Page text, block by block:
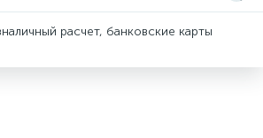
расчет, банковские карты